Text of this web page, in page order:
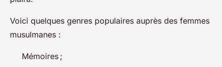
Voici quelques genres populaires auprès des femmes
musulmanes :
Mémoires ;